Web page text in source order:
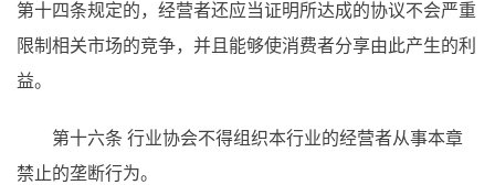
第十四条规定的，经营者还应当证明所达成的协议不会严重
限制相关市场的竞争，并且能够使消费者分享由此产生的利
益。
第十六条 行业协会不得组织本行业的经营者从事本章
禁止的垄断行为。